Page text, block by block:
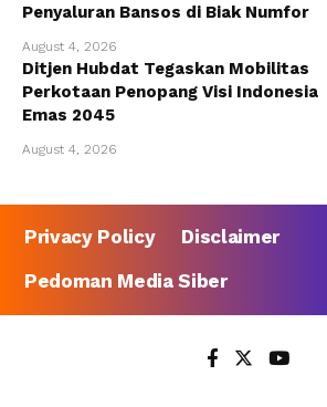
Penyaluran Bansos di Biak Numfor
August 4, 2026
Ditjen Hubdat Tegaskan Mobilitas
Perkotaan Penopang Visi Indonesia
Emas 2045
August 4, 2026
Privacy Policy
Disclaimer
Pedoman Media Siber